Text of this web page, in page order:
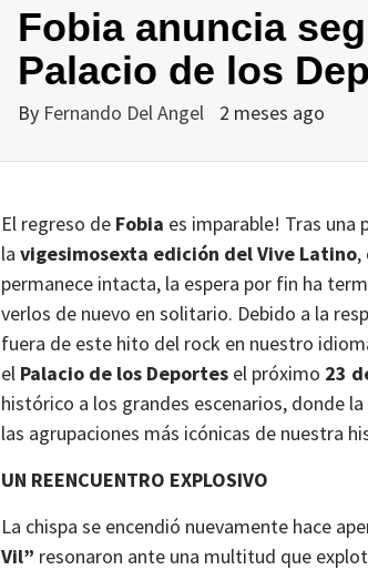
Fobia anuncia
Palacio de los
By Fernando Del Angel 2 meses ago
El regreso de Fobia es imparable! Tras una
la vigesimosexta edición del Vive Latino,
permanece intacta, la espera por fin ha
verlos de nuevo en solitario. Debido a la
fuera de este hito del rock en nuestro
el Palacio de los Deportes el próximo 23
histórico a los grandes escenarios, donde
las agrupaciones más icónicas de nuestra
UN REENCUENTRO EXPLOSIVO
La chispa se encendió nuevamente hace
Vil” resonaron ante una multitud que